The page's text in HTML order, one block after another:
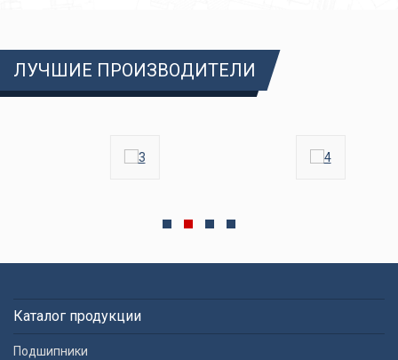
ЛУЧШИЕ ПРОИЗВОДИТЕЛИ
Каталог продукции
Подшипники